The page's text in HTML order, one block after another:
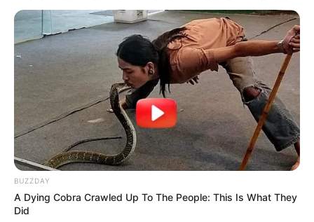
SHARE THIS Share it Tweet
Share it Pin it
PUBLICAÇÕES RELACIONADAS
Política
BUZZDAY
A Dying Cobra Crawled Up To The People: This Is What They
Did